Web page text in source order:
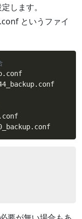
します。
というファイ